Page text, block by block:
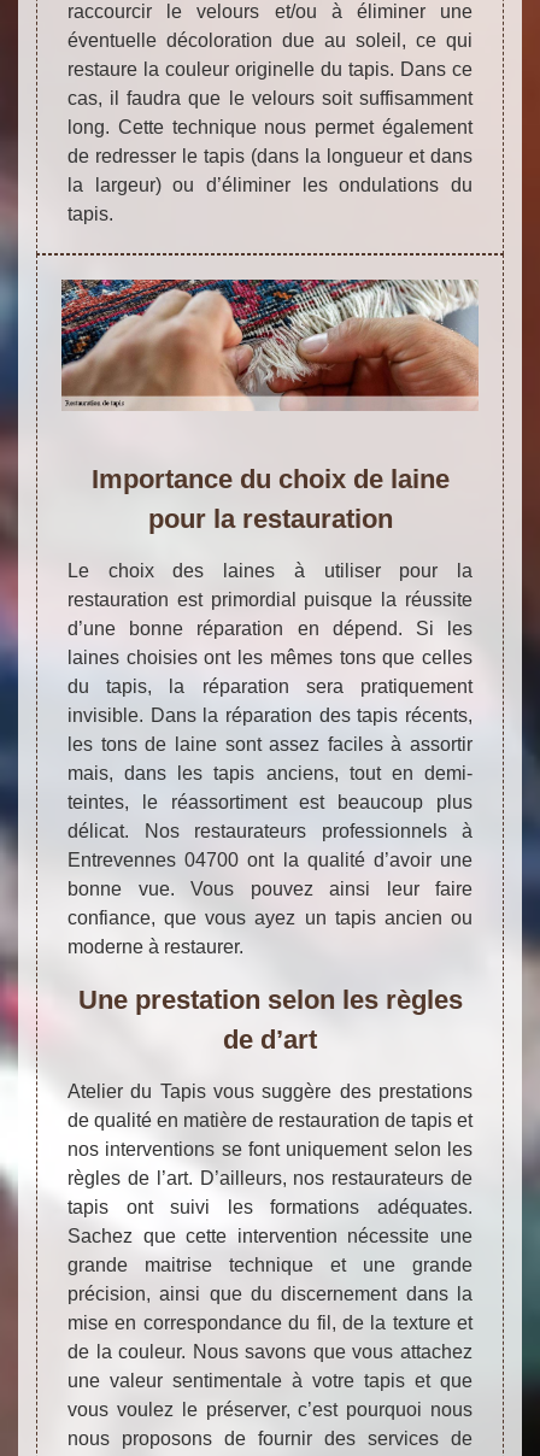
raccourcir le velours et/ou à éliminer une
éventuelle décoloration due au soleil, ce qui
restaure la couleur originelle du tapis. Dans ce
cas, il faudra que le velours soit suffisamment
long. Cette technique nous permet également
de redresser le tapis (dans la longueur et dans
la largeur) ou d’éliminer les ondulations du
tapis.
Importance du choix de laine
pour la restauration
Le choix des laines à utiliser pour la
restauration est primordial puisque la réussite
d’une bonne réparation en dépend. Si les
laines choisies ont les mêmes tons que celles
du tapis, la réparation sera pratiquement
invisible. Dans la réparation des tapis récents,
les tons de laine sont assez faciles à assortir
mais, dans les tapis anciens, tout en demi-
teintes, le réassortiment est beaucoup plus
délicat. Nos restaurateurs professionnels à
Entrevennes 04700 ont la qualité d’avoir une
bonne vue. Vous pouvez ainsi leur faire
confiance, que vous ayez un tapis ancien ou
moderne à restaurer.
Une prestation selon les règles
de d’art
Atelier du Tapis vous suggère des prestations
de qualité en matière de restauration de tapis et
nos interventions se font uniquement selon les
règles de l’art. D’ailleurs, nos restaurateurs de
tapis ont suivi les formations adéquates.
Sachez que cette intervention nécessite une
grande maitrise technique et une grande
précision, ainsi que du discernement dans la
mise en correspondance du fil, de la texture et
de la couleur. Nous savons que vous attachez
une valeur sentimentale à votre tapis et que
vous voulez le préserver, c’est pourquoi nous
nous proposons de fournir des services de